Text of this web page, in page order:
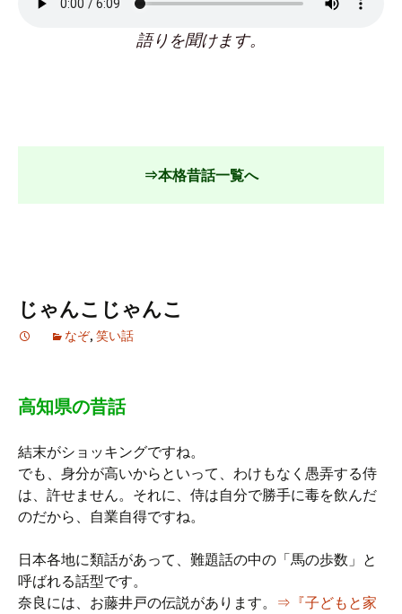
語りを聞けます。
⇒本格昔話一覧へ
じゃんこじゃんこ
なぞ, 笑い話
高知県の昔話
結末がショッキングですね。
でも、身分が高いからといって、わけもなく愚弄する侍
は、許せません。それに、侍は自分で勝手に毒を飲んだ
のだから、自業自得ですね。
日本各地に類話があって、難題話の中の「馬の歩数」と
呼ばれる話型です。
奈良には、お藤井戸の伝説があります。 ⇒『子どもと家